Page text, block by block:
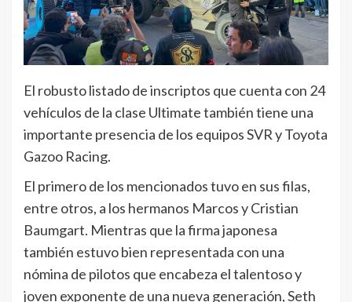
El robusto listado de inscriptos que cuenta con 24
vehículos de la clase Ultimate también tiene una
importante presencia de los equipos SVR y Toyota
Gazoo Racing.
El primero de los mencionados tuvo en sus filas,
entre otros, a los hermanos Marcos y Cristian
Baumgart. Mientras que la firma japonesa
también estuvo bien representada con una
nómina de pilotos que encabeza el talentoso y
joven exponente de una nueva generación, Seth